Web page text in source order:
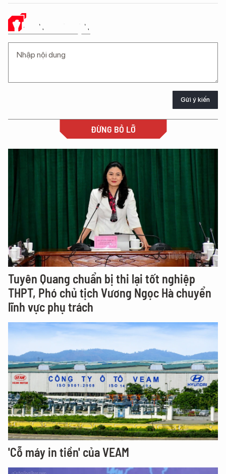
Ý KIẾN CỦA BẠN
Gửi ý kiến
ĐỪNG BỎ LỠ
Tuyên Quang chuẩn bị thi lại tốt nghiệp
THPT, Phó chủ tịch Vương Ngọc Hà chuyển
lĩnh vực phụ trách
'Cỗ máy in tiền' của VEAM